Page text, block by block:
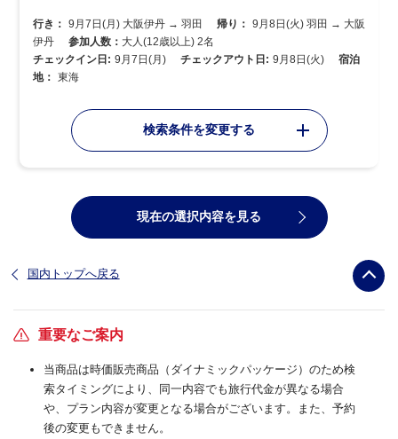
行き： 9月7日(月) 大阪伊丹 → 羽田 帰り： 9月8日(火) 羽田 → 大阪
伊丹
参加人数： 大人(12歳以上) 2名
チェックイン日: 9月7日(月) チェックアウト日: 9月8日(火)
宿泊
地： 東海
検索条件を変更する
現在の選択内容を見る
国内トップへ戻る
重要なご案内
当商品は時価販売商品（ダイナミックパッケージ）のため検
索タイミングにより、同一内容でも旅行代金が異なる場合
や、プラン内容が変更となる場合がございます。また、予約
後の変更もできません。